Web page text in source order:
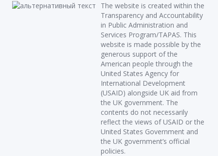
The website is created within the
Transparency and Accountability
in Public Administration and
Services Program/TAPAS. This
website is made possible by the
generous support of the
American people through the
United States Agency for
International Development
(USAID) alongside UK aid from
the UK government. The
contents do not necessarily
reflect the views of USAID or the
United States Government and
the UK government’s official
policies.